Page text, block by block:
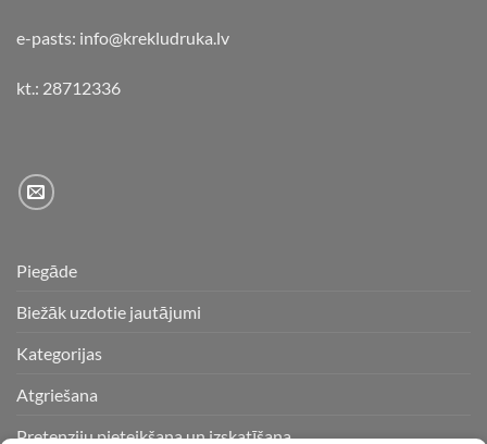
e-pasts: info@krekludruka.lv
kt.: 28712336
Piegāde
Biežāk uzdotie jautājumi
Kategorijas
Atgriešana
Pretenziju pieteikšana un izskatīšana